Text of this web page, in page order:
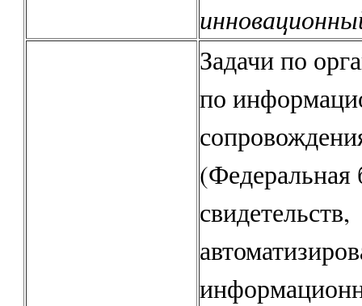
Задачи по
по
(Федеральная
свидетельств,